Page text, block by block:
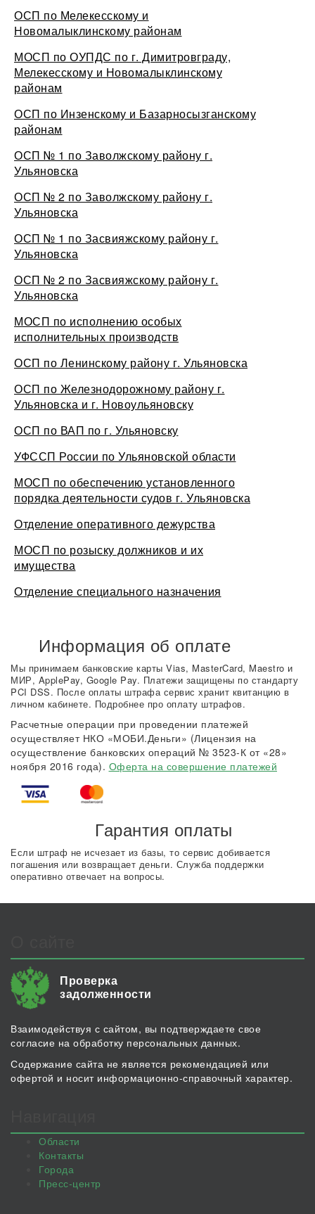
ОСП по Мелекесскому и
Новомалыклинскому районам
МОСП по ОУПДС по г. Димитровграду,
Мелекесскому и Новомалыклинскому
районам
ОСП по Инзенскому и Базарносызганскому
районам
ОСП № 1 по Заволжскому району г.
Ульяновска
ОСП № 2 по Заволжскому району г.
Ульяновска
ОСП № 1 по Засвияжскому району г.
Ульяновска
ОСП № 2 по Засвияжскому району г.
Ульяновска
МОСП по исполнению особых
исполнительных производств
ОСП по Ленинскому району г. Ульяновска
ОСП по Железнодорожному району г.
Ульяновска и г. Новоульяновску
ОСП по ВАП по г. Ульяновску
УФССП России по Ульяновской области
МОСП по обеспечению установленного
порядка деятельности судов г. Ульяновска
Отделение оперативного дежурства
МОСП по розыску должников и их
имущества
Отделение специального назначения
Информация об оплате
Мы принимаем банковские карты Vias, MasterCard, Maestro и
МИР, ApplePay, Google Pay. Платежи защищены по стандарту
PCI DSS. После оплаты штрафа сервис хранит квитанцию в
личном кабинете. Подробнее про оплату штрафов.
Расчетные операции при проведении платежей
осуществляет НКО «МОБИ.Деньги» (Лицензия на
осуществление банковских операций № 3523-К от «28»
ноября 2016 года). Оферта на совершение платежей
Гарантия оплаты
Если штраф не исчезает из базы, то сервис добивается
погашения или возвращает деньги. Служба поддержки
оперативно отвечает на вопросы.
Проверка
задолженности
Взаимодействуя с сайтом, вы подтверждаете свое
согласие на обработку персональных данных.
Содержание сайта не является рекомендацией или
офертой и носит информационно-справочный характер.
Области
Контакты
Города
Пресс-центр